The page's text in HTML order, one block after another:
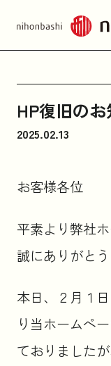
店舗情報・
来店予約
商品一覧
お問い合わせ
お知らせ
HP復旧の
2025.02.13
お客様各位
平素より弊社
誠にありがとう
本日、２月１
り当ホームペ
ておりました